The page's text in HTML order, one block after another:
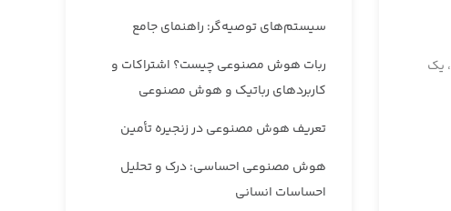
محسوسی پیدا کرده است، می‌توانید از سایت شکن برای رفع تحریم سایت‌ها استفاده کنید. در ادامه، پس از آشنایی با تغییر DNS، یک
سیستم‌های توصیه‌گر: راهنمای جامع
ربات هوش مصنوعی چیست؟ اشتراکات و
کاربردهای رباتیک و هوش مصنوعی
تعریف هوش مصنوعی در زنجیره تأمین
هوش مصنوعی احساسی: درک و تحلیل
احساسات انسانی